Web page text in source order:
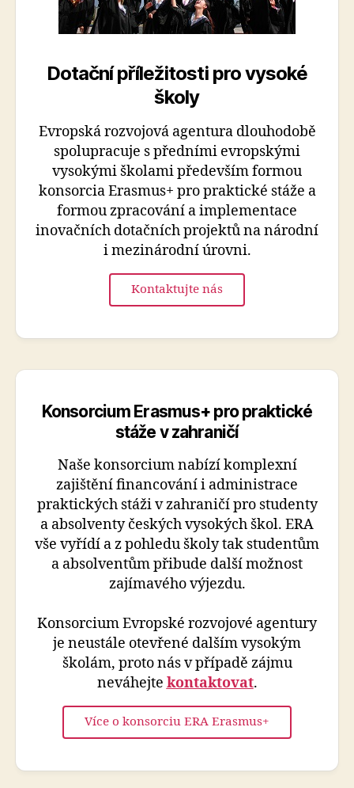
Dotační příležitosti pro vysoké
školy
Evropská rozvojová agentura dlouhodobě
spolupracuje s předními evropskými
vysokými školami především formou
konsorcia Erasmus+ pro praktické stáže a
formou zpracování a implementace
inovačních dotačních projektů na národní
i mezinárodní úrovni.
Kontaktujte nás
Konsorcium Erasmus+ pro praktické
stáže v zahraničí
Naše konsorcium nabízí komplexní
zajištění financování i administrace
praktických stáži v zahraničí pro studenty
a absolventy českých vysokých škol. ERA
vše vyřídí a z pohledu školy tak studentům
a absolventům přibude další možnost
zajímavého výjezdu.
Konsorcium Evropské rozvojové agentury
je neustále otevřené dalším vysokým
školám, proto nás v případě zájmu
neváhejte kontaktovat.
Více o konsorciu ERA Erasmus+